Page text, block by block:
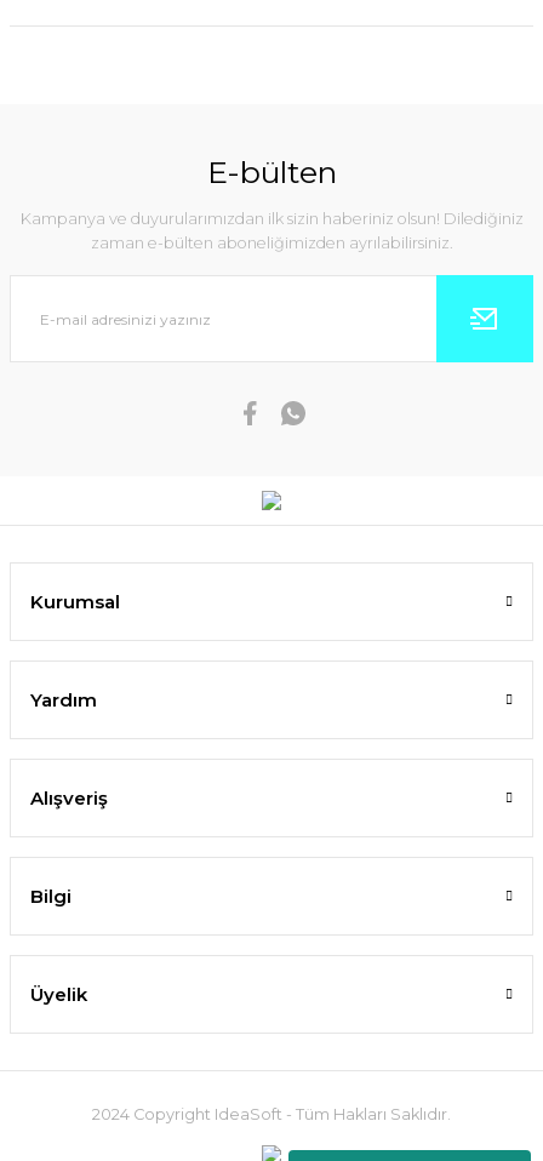
E-bülten
Kampanya ve duyurularımızdan ilk sizin haberiniz olsun! Dilediğiniz
zaman e-bülten aboneliğimizden ayrılabilirsiniz.
Kurumsal
Yardım
Alışveriş
Bilgi
Üyelik
2024 Copyright IdeaSoft - Tüm Hakları Saklıdır.